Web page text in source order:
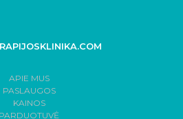
APIE MUS
PASLAUGOS
KAINOS
PARDUOTUVĖ